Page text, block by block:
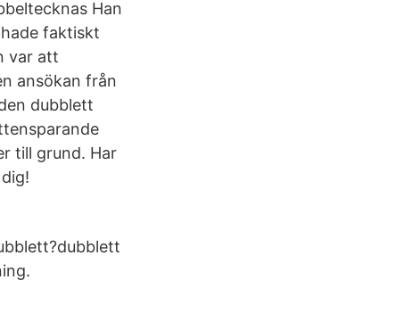
Han
faktiskt
var att
ansökan från
dubblett
till grund. Har